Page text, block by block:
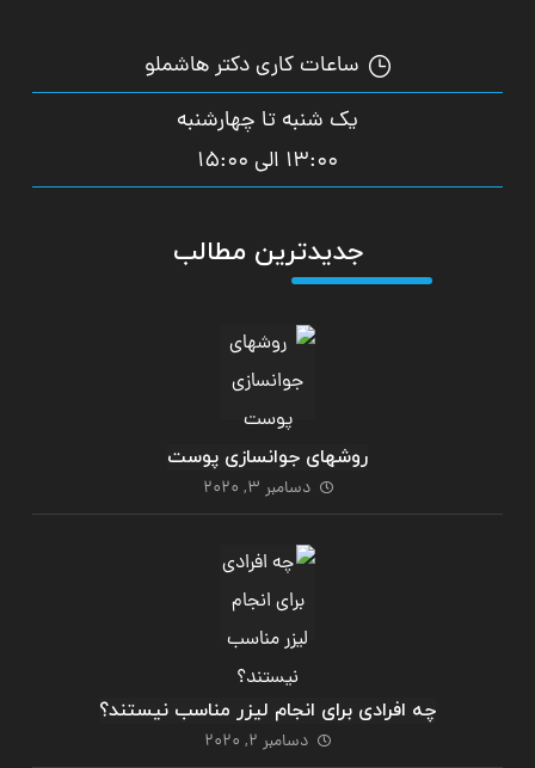
ساعات کاری دکتر هاشملو
یک شنبه تا چهارشنبه
13:00 الی 15:00
جدیدترین مطالب
روشهای جوانسازی پوست
دسامبر 3, 2020
چه افرادی برای انجام لیزر مناسب نیستند؟
دسامبر 2, 2020